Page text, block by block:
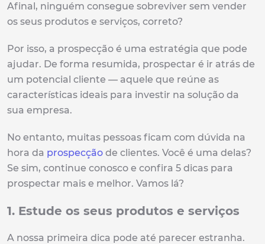
Afinal, ninguém consegue sobreviver sem vender
os seus produtos e serviços, correto?
Por isso, a prospecção é uma estratégia que pode
ajudar. De forma resumida, prospectar é ir atrás de
um potencial cliente — aquele que reúne as
características ideais para investir na solução da
sua empresa.
No entanto, muitas pessoas ficam com dúvida na
hora da prospecção de clientes. Você é uma delas?
Se sim, continue conosco e confira 5 dicas para
prospectar mais e melhor. Vamos lá?
1. Estude os seus produtos e serviços
A nossa primeira dica pode até parecer estranha.